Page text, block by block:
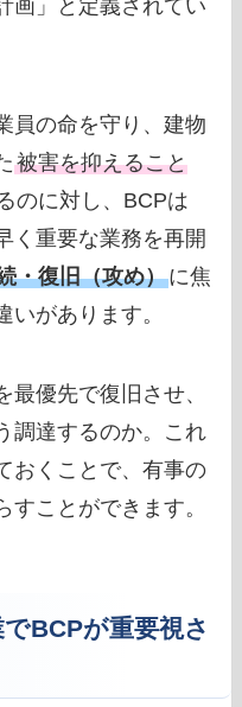
画」と定義されてい
員の命を守り、建物
被害を抑えること
のに対し、BCPは
く重要な業務を再開
・復旧（攻め）に焦
いがあります。
優先で復旧させ、
調達するのか。これ
おくことで、有事の
すことができます。
BCPが重要視さ